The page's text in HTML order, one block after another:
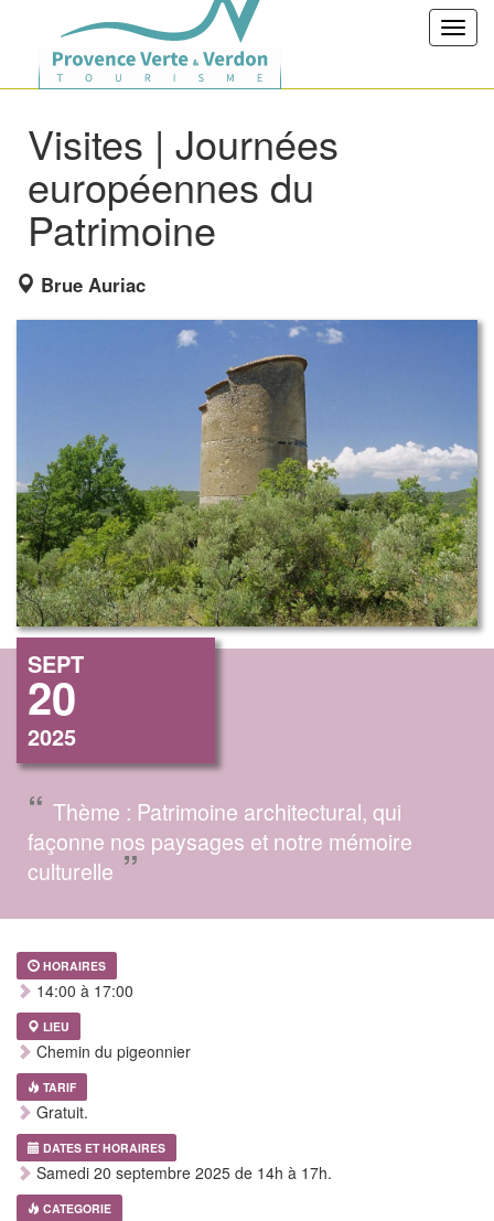
Visites | Journées
européennes du
Patrimoine
Brue Auriac
SEPT
20
2025
“ Thème : Patrimoine architectural, qui
façonne nos paysages et notre mémoire
culturelle ”
HORAIRES
14:00 à 17:00
LIEU
Chemin du pigeonnier
TARIF
Gratuit.
DATES ET HORAIRES
Samedi 20 septembre 2025 de 14h à 17h.
CATEGORIE